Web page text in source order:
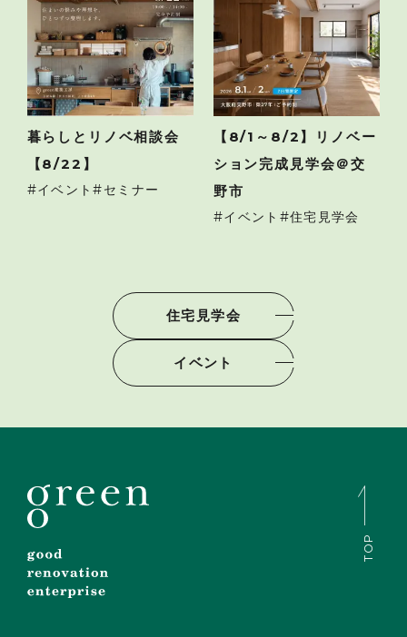
暮らしとリノベ相談会
【8/22】
イベント セミナー
【8/1～8/2】リノベー
ション完成見学会＠交
野市
イベント 住宅見学会
住宅見学会
イベント
TOP